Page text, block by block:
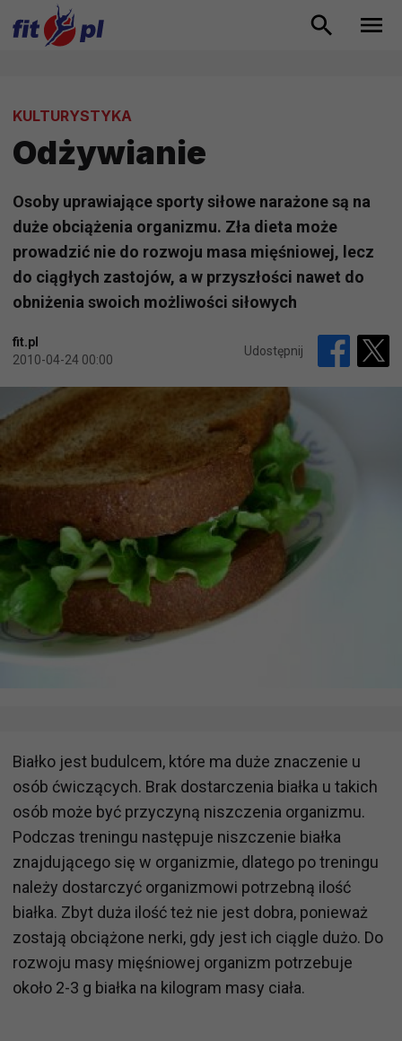
KULTURYSTYKA
Odżywianie
Osoby uprawiające sporty siłowe narażone są na
duże obciążenia organizmu. Zła dieta może
prowadzić nie do rozwoju masa mięśniowej, lecz
do ciągłych zastojów, a w przyszłości nawet do
obniżenia swoich możliwości siłowych
fit.pl
2010-04-24 00:00
Udostępnij
Białko jest budulcem, które ma duże znaczenie u
osób ćwiczących. Brak dostarczenia białka u takich
osób może być przyczyną niszczenia organizmu.
Podczas treningu następuje niszczenie białka
znajdującego się w organizmie, dlatego po treningu
należy dostarczyć organizmowi potrzebną ilość
białka. Zbyt duża ilość też nie jest dobra, ponieważ
zostają obciążone nerki, gdy jest ich ciągle dużo. Do
rozwoju masy mięśniowej organizm potrzebuje
około 2-3 g białka na kilogram masy ciała.